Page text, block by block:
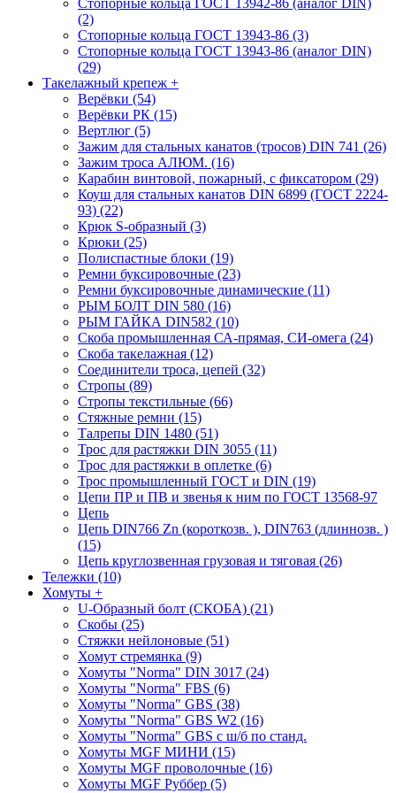
Стопорные кольца ГОСТ 13942-86 (аналог DIN)
(2)
Стопорные кольца ГОСТ 13943-86 (3)
Стопорные кольца ГОСТ 13943-86 (аналог DIN)
(29)
Такелажный крепеж +
Верёвки (54)
Верёвки РК (15)
Вертлюг (5)
Зажим для стальных канатов (тросов) DIN 741 (26)
Зажим троса АЛЮМ. (16)
Карабин винтовой, пожарный, с фиксатором (29)
Коуш для стальных канатов DIN 6899 (ГОСТ 2224-
93) (22)
Крюк S-образный (3)
Крюки (25)
Полиспастные блоки (19)
Ремни буксировочные (23)
Ремни буксировочные динамические (11)
РЫМ БОЛТ DIN 580 (16)
РЫМ ГАЙКА DIN582 (10)
Скоба промышленная СА-прямая, СИ-омега (24)
Скоба такелажная (12)
Соединители троса, цепей (32)
Стропы (89)
Стропы текстильные (66)
Стяжные ремни (15)
Талрепы DIN 1480 (51)
Трос для растяжки DIN 3055 (11)
Трос для растяжки в оплетке (6)
Трос промышленный ГОСТ и DIN (19)
Цепи ПР и ПВ и звенья к ним по ГОСТ 13568-97
Цепь
Цепь DIN766 Zn (короткозв. ), DIN763 (длиннозв. )
(15)
Цепь круглозвенная грузовая и тяговая (26)
Тележки (10)
Хомуты +
U-Образный болт (СКОБА) (21)
Скобы (25)
Стяжки нейлоновые (51)
Хомут стремянка (9)
Хомуты "Norma" DIN 3017 (24)
Хомуты "Norma" FBS (6)
Хомуты "Norma" GBS (38)
Хомуты "Norma" GBS W2 (16)
Хомуты "Norma" GBS с ш/б по станд.
Хомуты MGF МИНИ (15)
Хомуты MGF проволочные (16)
Хомуты MGF Руббер (5)